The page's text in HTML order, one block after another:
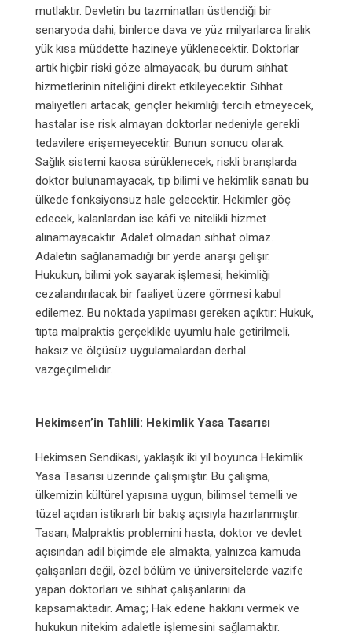
mutlaktır. Devletin bu tazminatları üstlendiği bir
senaryoda dahi, binlerce dava ve yüz milyarlarca liralık
yük kısa müddette hazineye yüklenecektir. Doktorlar
artık hiçbir riski göze almayacak, bu durum sıhhat
hizmetlerinin niteliğini direkt etkileyecektir. Sıhhat
maliyetleri artacak, gençler hekimliği tercih etmeyecek,
hastalar ise risk almayan doktorlar nedeniyle gerekli
tedavilere erişemeyecektir. Bunun sonucu olarak:
Sağlık sistemi kaosa sürüklenecek, riskli branşlarda
doktor bulunamayacak, tıp bilimi ve hekimlik sanatı bu
ülkede fonksiyonsuz hale gelecektir. Hekimler göç
edecek, kalanlardan ise kâfi ve nitelikli hizmet
alınamayacaktır. Adalet olmadan sıhhat olmaz.
Adaletin sağlanamadığı bir yerde anarşi gelişir.
Hukukun, bilimi yok sayarak işlemesi; hekimliği
cezalandırılacak bir faaliyet üzere görmesi kabul
edilemez. Bu noktada yapılması gereken açıktır: Hukuk,
tıpta malpraktis gerçeklikle uyumlu hale getirilmeli,
haksız ve ölçüsüz uygulamalardan derhal
vazgeçilmelidir.
Hekimsen’in Tahlili: Hekimlik Yasa Tasarısı
Hekimsen Sendikası, yaklaşık iki yıl boyunca Hekimlik
Yasa Tasarısı üzerinde çalışmıştır. Bu çalışma,
ülkemizin kültürel yapısına uygun, bilimsel temelli ve
tüzel açıdan istikrarlı bir bakış açısıyla hazırlanmıştır.
Tasarı; Malpraktis problemini hasta, doktor ve devlet
açısından adil biçimde ele almakta, yalnızca kamuda
çalışanları değil, özel bölüm ve üniversitelerde vazife
yapan doktorları ve sıhhat çalışanlarını da
kapsamaktadır. Amaç; Hak edene hakkını vermek ve
hukukun nitekim adaletle işlemesini sağlamaktır.